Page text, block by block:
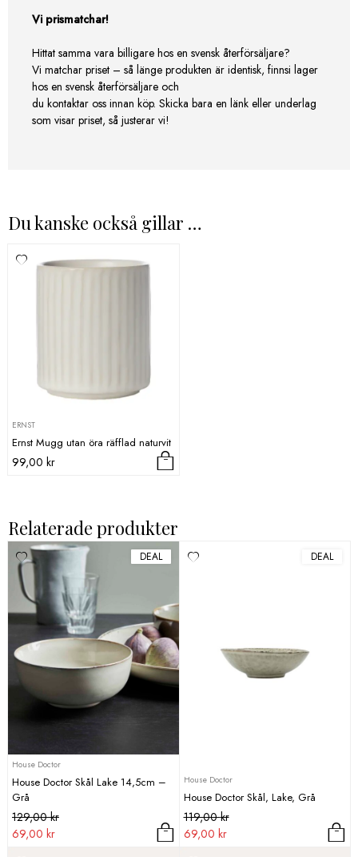
Vi prismatchar!
Hittat samma vara billigare hos en svensk återförsäljare?
Vi matchar priset – så länge produkten är identisk, finnsi lager
hos en svensk återförsäljare och
du kontaktar oss innan köp. Skicka bara en länk eller underlag
som visar priset, så justerar vi!
Du kanske också gillar …
ERNST
Ernst Mugg utan öra räfflad naturvit
99,00 kr
Relaterade produkter
DEAL
House Doctor
House Doctor Skål Lake 14,5cm –
Grå
129,00kr
Det
ursprungliga
69,00 kr
Det
nuvarande
DEAL
House Doctor
House Doctor Skål, Lake, Grå
119,00kr
Det
ursprungliga
69,00 kr
Det
nuvarande